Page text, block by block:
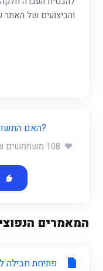
והביצועים של
?האם
108 משתמשים שמצאו מאמר זה מועיל (531 הצבעות)
המאמרים
פתיחת חבילה